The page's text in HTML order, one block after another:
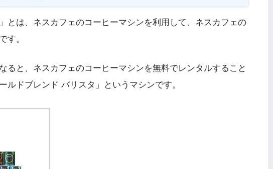
とは、ネスカフェのコーヒーマシンを利用して、ネスカフェの
す。
ると、ネスカフェのコーヒーマシンを無料でレンタルすること
ルドブレンド バリスタ」というマシンです。